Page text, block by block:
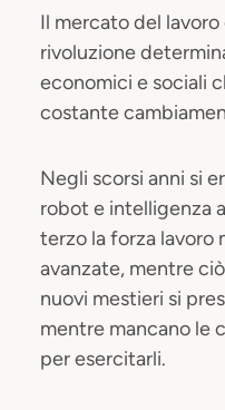
Il mercato del
rivoluzione
economici e sociali
costante
Negli scorsi anni si
robot e intelligenza
terzo la forza lavoro
avanzate, mentre
nuovi mestieri si
mentre mancano le
per esercitarli.